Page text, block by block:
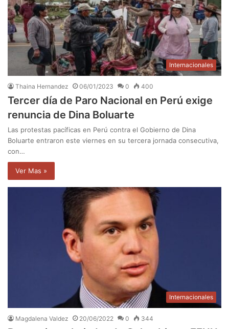
Internacionales
Thaina Hernandez 06/01/2023 0 400
Tercer día de Paro Nacional en Perú exige
renuncia de Dina Boluarte
Las protestas pacíficas en Perú contra el Gobierno de Dina
Boluarte entraron este viernes en su tercera jornada consecutiva,
con…
Ver Mas »
Internacionales
Magdalena Valdez 20/06/2022 0 344